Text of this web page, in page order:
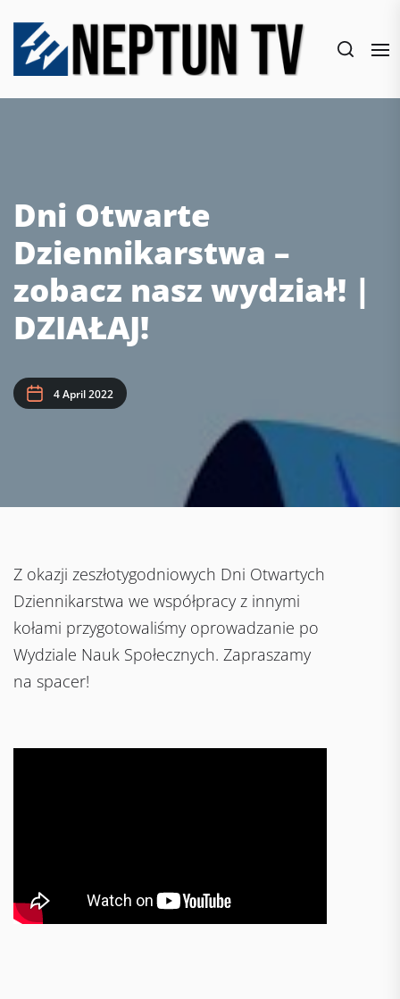
content
Dni Otwarte
Dziennikarstwa –
zobacz nasz wydział! |
DZIAŁAJ!
4 April 2022
Z okazji zeszłotygodniowych Dni Otwartych
Dziennikarstwa we współpracy z innymi
kołami przygotowaliśmy oprowadzanie po
Wydziale Nauk Społecznych. Zapraszamy
na spacer!